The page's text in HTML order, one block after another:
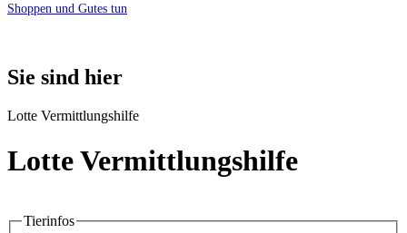
Shoppen und Gutes tun
Sie sind hier
Lotte Vermittlungshilfe
Lotte Vermittlungshilfe
Tierinfos